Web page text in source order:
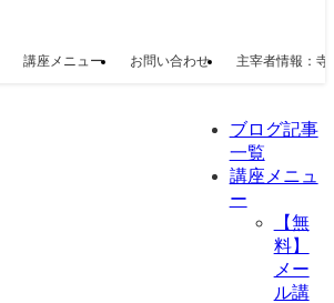
講座メニュー お問い合わせ 主宰者情報：寺
ブログ記事
一覧
講座メニュ
ー
【無
料】
メー
ル講